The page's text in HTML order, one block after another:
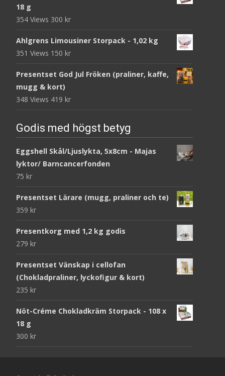
18 g
354 Views 300 kr
Ahlgrens Limousiner Storpack - 1,02 kg
351 Views 150 kr
Presentset God Jul Fröken (praliner, kaffe,
mugg & kort)
348 Views 419 kr
Godis med högst betyg
Eggshell Skål/Ljuslykta, 5x8cm - Majas
lyktor/ Barncancerfonden
75 kr
Presentset Lärare (mugg, praliner och te)
359 kr
Presentkorg med 1,2 kg godis
279 kr
Presentset Vänskap i cellofan
(Chokladpraliner, lyckofigur & kort)
235 kr
Nöt-Créme Chokladkräm Storpack - 108 x
18 g
300 kr